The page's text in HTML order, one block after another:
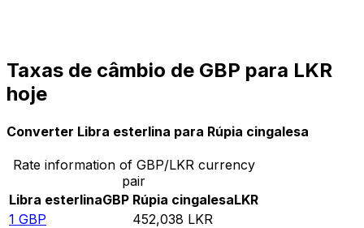
Taxas de câmbio de GBP para LKR
hoje
Converter Libra esterlina para Rúpia cingalesa
Rate information of GBP/LKR currency
pair
Libra esterlinaGBP Rúpia cingalesaLKR
1 GBP 452,038 LKR